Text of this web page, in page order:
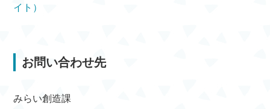
イト）
お問い合わせ先
みらい創造課